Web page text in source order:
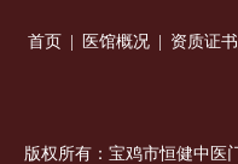
首页 医馆概况 资质证书
版权所有 ： 宝鸡市恒健中医